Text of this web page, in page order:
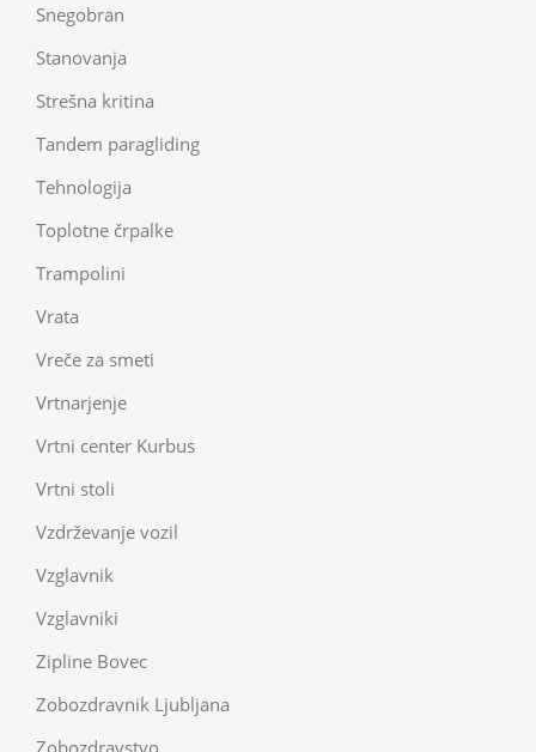
Snegobran
Stanovanja
Strešna kritina
Tandem paragliding
Tehnologija
Toplotne črpalke
Trampolini
Vrata
Vreče za smeti
Vrtnarjenje
Vrtni center Kurbus
Vrtni stoli
Vzdrževanje vozil
Vzglavnik
Vzglavniki
Zipline Bovec
Zobozdravnik Ljubljana